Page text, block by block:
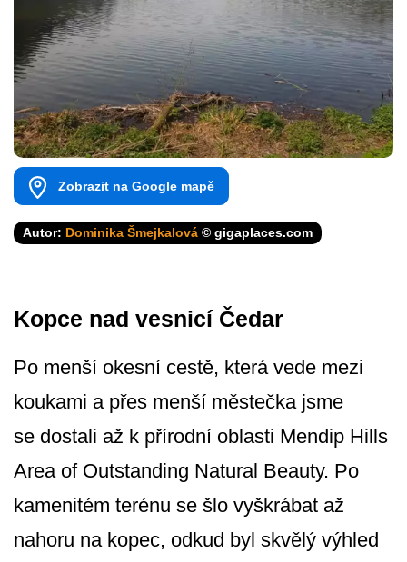
Zobrazit na Google mapě
Autor: Dominika Šmejkalová © gigaplaces.com
Kopce nad vesnicí Čedar
Po menší okesní cestě, která vede mezi
koukami a přes menší městečka jsme
se dostali až k přírodní oblasti Mendip Hills
Area of Outstanding Natural Beauty. Po
kamenitém terénu se šlo vyškrábat až
nahoru na kopec, odkud byl skvělý výhled